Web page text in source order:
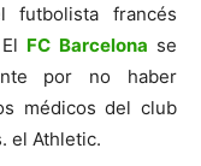
futbolista francés
FC Barcelona se
por no haber
médicos del club
el Athletic.